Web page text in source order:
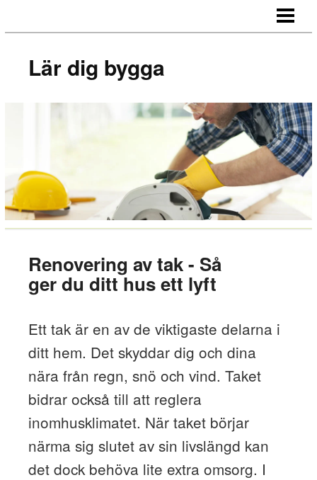
BYGG EGEN SÄNGGAVEL
BYGGA BORD AV LASTPALLAR
Lär dig bygga
Renovering av tak - Så
ger du ditt hus ett lyft
Ett tak är en av de viktigaste delarna i
ditt hem. Det skyddar dig och dina
nära från regn, snö och vind. Taket
bidrar också till att reglera
inomhusklimatet. När taket börjar
närma sig slutet av sin livslängd kan
det dock behöva lite extra omsorg. I